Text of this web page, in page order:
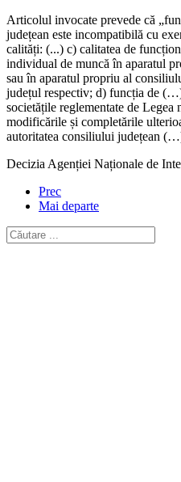
Articolul invocate prevede că
județean este incompatibilă cu
calități: (...) c) calitatea de
individual de muncă în aparatul
sau în aparatul propriu al
județul respectiv; d) funcția de
societățile reglementate de Legea
modificările și completările
autoritatea consiliului județean
Decizia Agenției Naționale de
Prec
Mai departe